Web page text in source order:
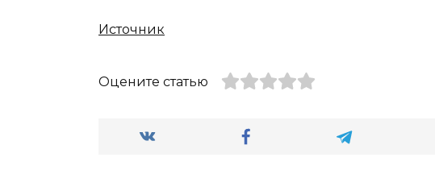
Источник
Оцените статью